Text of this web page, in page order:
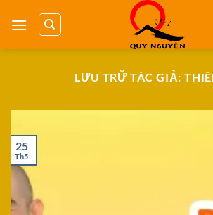
qua
LƯU TRỮ TÁC GIẢ:
25
Th5